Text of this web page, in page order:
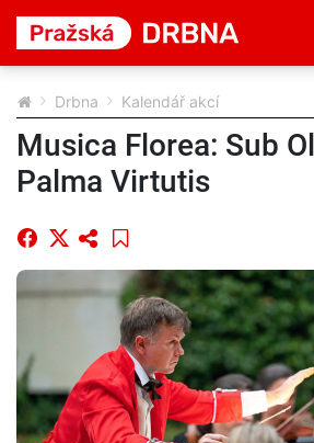
Drbna Kalendář akcí
Musica Florea: Sub
Palma Virtutis